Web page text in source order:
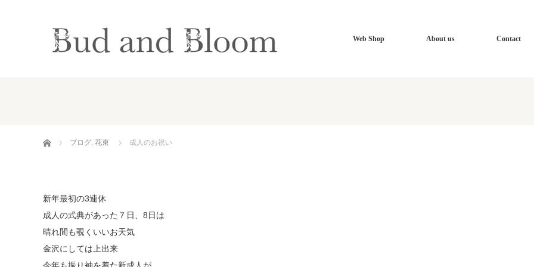
Web Shop About us Contact
ホーム ブログ, 花束 成人のお祝い
新年最初の3連休
成人の式典があった７日、8日は
晴れ間も覗くいいお天気
金沢にしては上出来